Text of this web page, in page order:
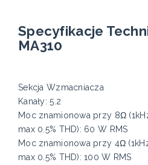
Specyfikacje
MA310
Sekcja Wzmacniacza
Kanały: 5.2
Moc znamionowa przy 8Ω
max 0.5% THD): 60 W RMS
Moc znamionowa przy 4Ω
max 0.5% THD): 100 W RMS